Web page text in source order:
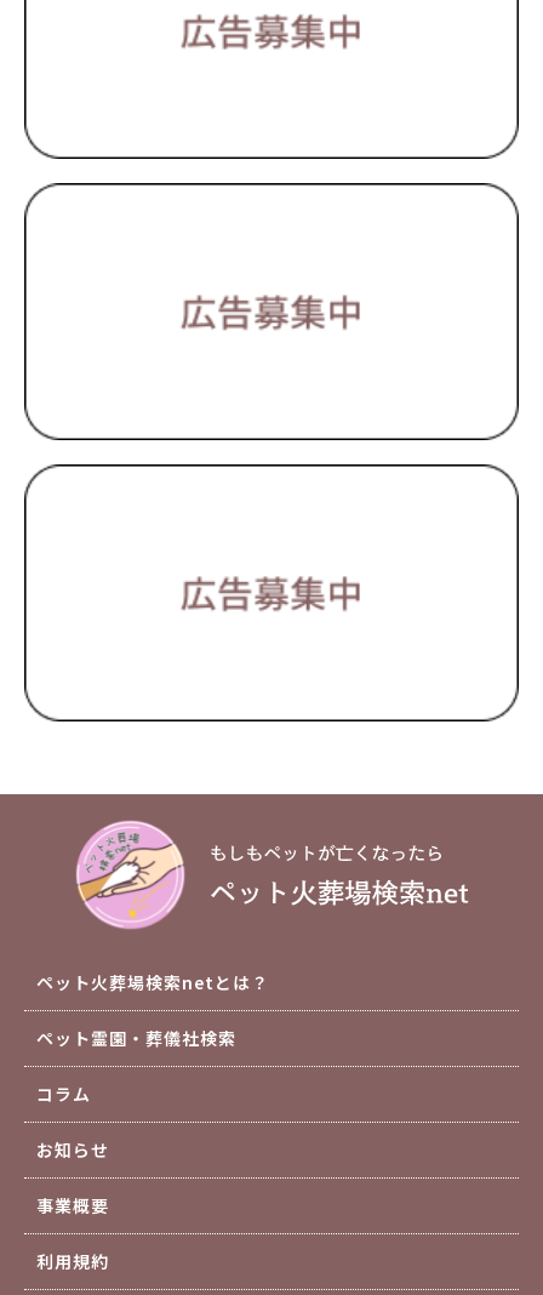
ペット火葬場検索netとは？
ペット霊園・葬儀社検索
コラム
お知らせ
事業概要
利用規約